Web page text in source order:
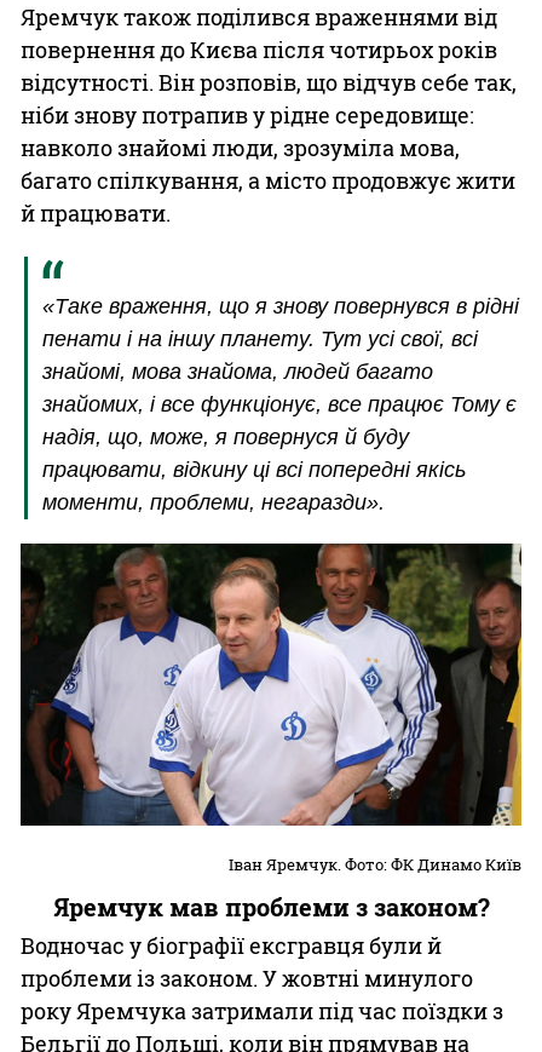
Яремчук також поділився враженнями від
повернення до Києва після чотирьох років
відсутності. Він розповів, що відчув себе так,
ніби знову потрапив у рідне середовище:
навколо знайомі люди, зрозуміла мова,
багато спілкування, а місто продовжує жити
й працювати.
«Таке враження, що я знову повернувся в рідні
пенати і на іншу планету. Тут усі свої, всі
знайомі, мова знайома, людей багато
знайомих, і все функціонує, все працює Тому є
надія, що, може, я повернуся й буду
працювати, відкину ці всі попередні якісь
моменти, проблеми, негаразди».
Іван Яремчук. Фото: ФК Динамо Київ
Яремчук мав проблеми з законом?
Водночас у біографії ексгравця були й
проблеми із законом. У жовтні минулого
року Яремчука затримали під час поїздки з
Бельгії до Польщі, коли він прямував на